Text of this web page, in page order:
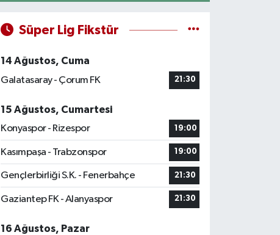
Süper Lig Fikstür
14 Ağustos, Cuma
Galatasaray - Çorum FK
21:30
15 Ağustos, Cumartesi
Konyaspor - Rizespor
19:00
Kasımpaşa - Trabzonspor 19:00
Gençlerbirliği S.K. - Fenerbahçe 21:30
Gaziantep FK - Alanyaspor 21:30
16 Ağustos, Pazar